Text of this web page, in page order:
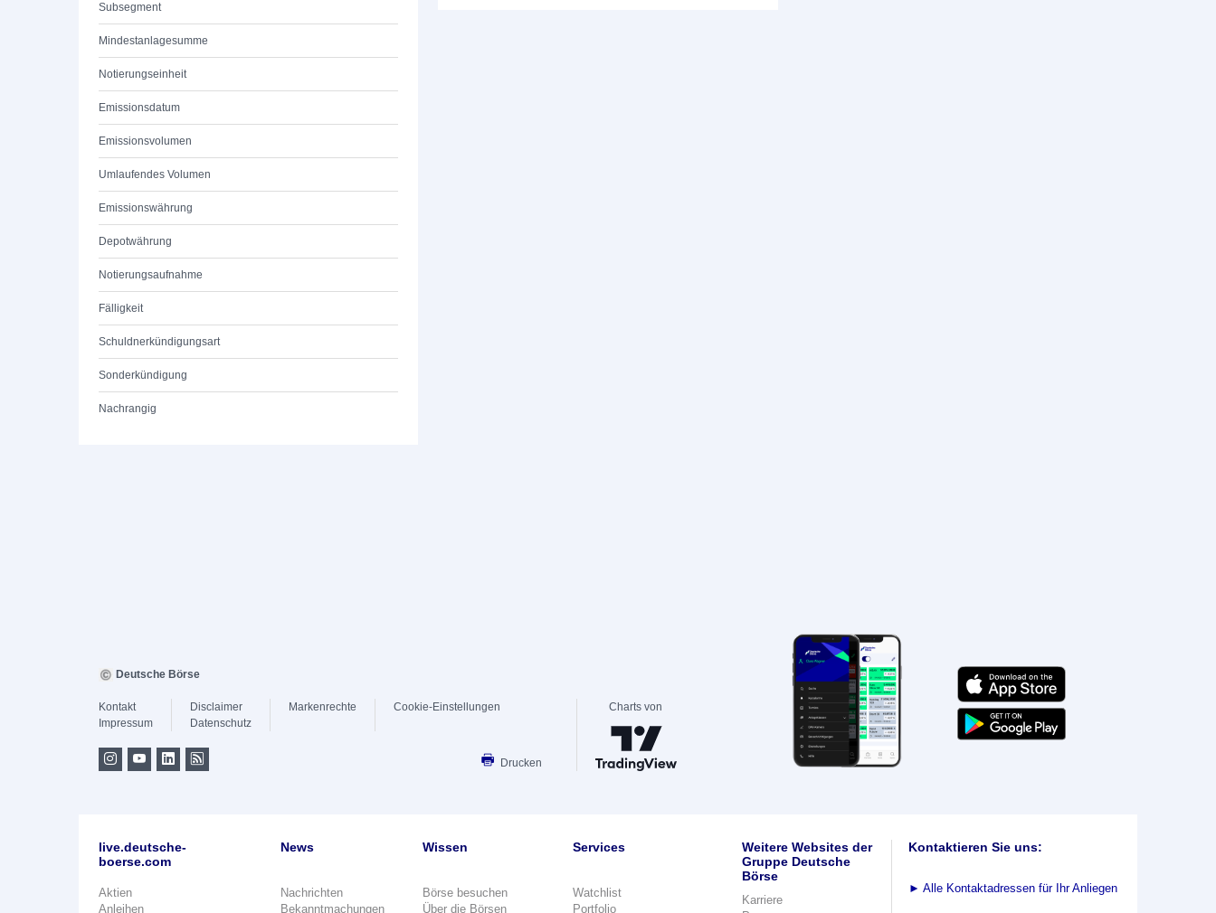
Subsegment
Mindestanlagesumme
Notierungseinheit
Emissionsdatum
Emissionsvolumen
Umlaufendes Volumen
Emissionswährung
Depotwährung
Notierungsaufnahme
Fälligkeit
Schuldnerkündigungsart
Sonderkündigung
Nachrangig
Deutsche Börse
Kontakt
Impressum
Disclaimer
Datenschutz
Markenrechte Cookie-Einstellungen
Drucken
Charts von
live.deutsche-
boerse.com
Aktien
Anleihen
News
Nachrichten
Bekanntmachungen
Wissen
Börse besuchen
Über die Börsen
Services
Watchlist
Portfolio
Weitere Websites der
Gruppe Deutsche
Börse
Karriere
Kontaktieren Sie uns:
► Alle Kontaktadressen für Ihr Anliegen